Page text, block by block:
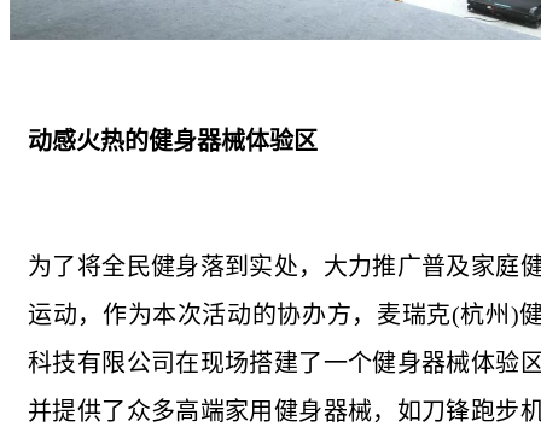
动感火热的健身器械体验区
为了将全民健身落到实处，大力推广普及家庭
运动，作为本次活动的协办方，麦瑞克(杭州)
科技有限公司在现场搭建了一个健身器械体验
并提供了众多高端家用健身器械，如刀锋跑步